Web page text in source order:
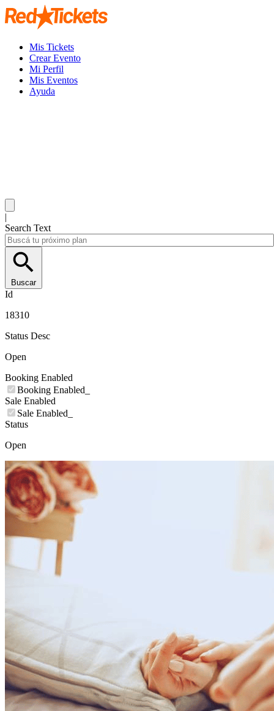
Mis Tickets
Crear Evento
Mi Perfil
Mis Eventos
Ayuda
|
Search Text
Buscar
Id
18310
Status Desc
Open
Booking Enabled
Booking Enabled_
Sale Enabled
Sale Enabled_
Status
Open